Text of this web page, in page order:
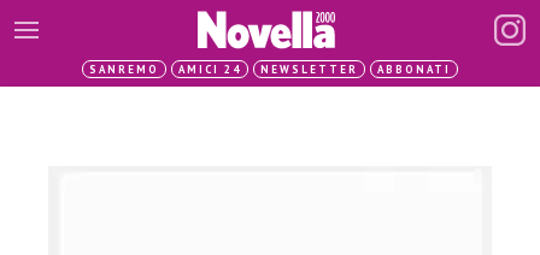
SANREMO AMICI 24 NEWSLETTER ABBONATI